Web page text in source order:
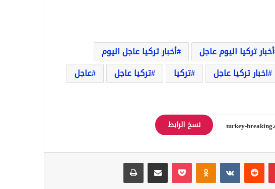
أخبار تركيا اليوم عاجل
أخبار تركيا عاجل اليوم
اخبار تركيا عاجل تركيا تركيا عاجل
عاجل
نسخ الرابط
بينتيريست Odnoklassniki
‫Pocket مشاركة عبر البريد طباعة